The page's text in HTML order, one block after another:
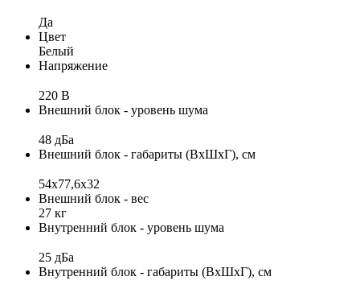
Да
Цвет
Белый
Напряжение
220 В
Внешний блок - уровень шума
48 дБа
Внешний блок - габариты (ВхШхГ), см
54х77,6х32
Внешний блок - вес
27 кг
Внутренний блок - уровень шума
25 дБа
Внутренний блок - габариты (ВхШхГ), см